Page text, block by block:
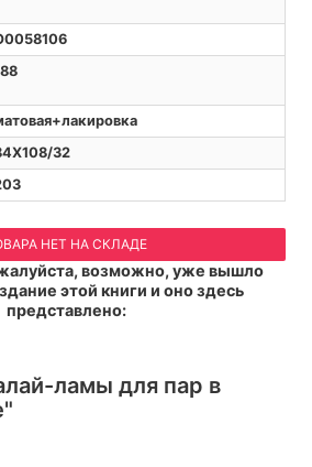
32
НЕТ НА СКЛАДЕ
возможно, уже вышло
этой книги и оно здесь
представлено:
ламы для пар в